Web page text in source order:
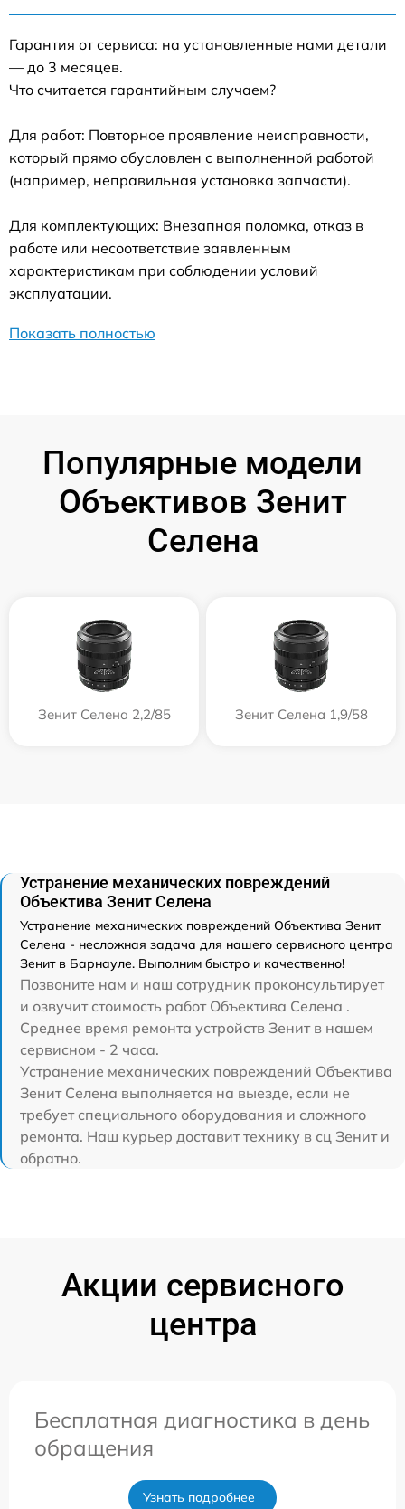
Гарантия от сервиса: на установленные нами детали
— до 3 месяцев.
Что считается гарантийным случаем?
Для работ: Повторное проявление неисправности,
который прямо обусловлен с выполненной работой
(например, неправильная установка запчасти).
Для комплектующих: Внезапная поломка, отказ в
работе или несоответствие заявленным
характеристикам при соблюдении условий
эксплуатации.
Показать полностью
Популярные модели
Объективов Зенит
Селена
Зенит Селена 2,2/85 Зенит Селена 1,9/58
Устранение механических повреждений
Объектива Зенит Селена
Устранение механических повреждений Объектива Зенит
Селена - несложная задача для нашего сервисного центра
Зенит в Барнауле. Выполним быстро и качественно!
Позвоните нам и наш сотрудник проконсультирует
и озвучит стоимость работ Объектива Селена .
Среднее время ремонта устройств Зенит в нашем
сервисном - 2 часа.
Устранение механических повреждений Объектива
Зенит Селена выполняется на выезде, если не
требует специального оборудования и сложного
ремонта. Наш курьер доставит технику в сц Зенит и
обратно.
Акции сервисного
центра
Бесплатная диагностика в день
обращения
Узнать подробнее